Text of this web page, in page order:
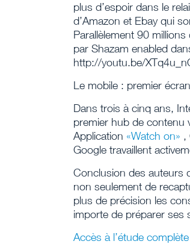
plus d’espoir dans le
d’Amazon et Ebay qui
Parallèlement 90
par Shazam enabled
http://youtu.be/
Le mobile : premier
Dans trois à cinq ans,
premier hub de contenu
Application «Watch on» ,
Google travaillent
Conclusion des auteurs
non seulement de
plus de précision les
importe de préparer ses
Accès à l’étude complète